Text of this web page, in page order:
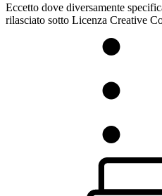
Eccetto dove diversamente
rilasciato sotto Licenza Creative